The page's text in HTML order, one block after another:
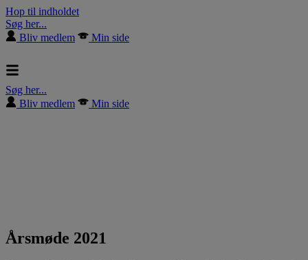
Hop til indholdet
Søg her...
Bliv medlem
Min side
Søg her...
Bliv medlem
Min side
Årsmøde 2021